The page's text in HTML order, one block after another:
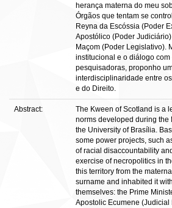
herança materna do meu
Órgãos que tentam se
Reyna da Escóssia (Poder
Apostólico (Poder
Maçom (Poder Legislativo).
institucional e o diálogo com
pesquisadoras, proponho
interdisciplinaridade entre
e do Direito.
Abstract:
The Kween of Scotland is a
norms developed during the
the University of Brasília.
some power projects, such
of racial disaccountability
exercise of necropolitics in
this territory from the
surname and inhabited it
themselves: the Prime
Apostolic Ecumene